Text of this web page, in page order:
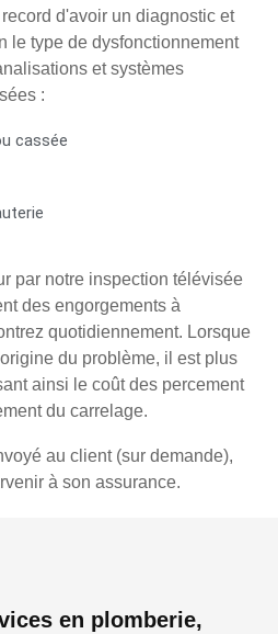
d'avoir un diagnostic et
le type de dysfonctionnement
et systèmes
:
cassée
par notre inspection télévisée
des engorgements à
quotidiennement. Lorsque
du problème, il est plus
ainsi le coût des percement
du carrelage.
au client (sur demande),
à son assurance.
en plomberie,